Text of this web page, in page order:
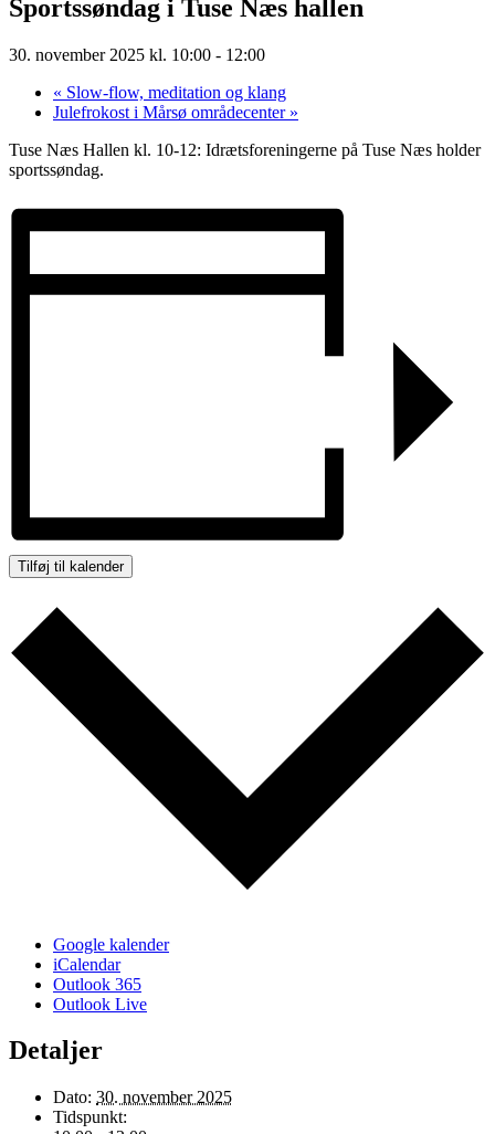
Sportssøndag i Tuse Næs hallen
30. november 2025 kl. 10:00 - 12:00
« Slow-flow, meditation og klang
Julefrokost i Mårsø områdecenter »
Tuse Næs Hallen kl. 10-12: Idrætsforeningerne på Tuse Næs holder
sportssøndag.
Tilføj til kalender
Google kalender
iCalendar
Outlook 365
Outlook Live
Detaljer
Dato: 30. november 2025
Tidspunkt: